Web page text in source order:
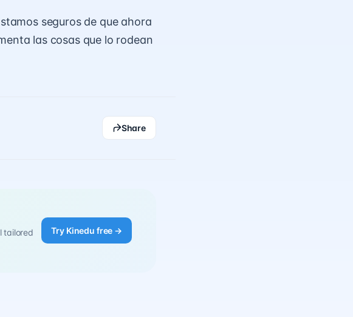
seguros de que ahora
las cosas que lo rodean
Share
tailored
Try Kinedu free →